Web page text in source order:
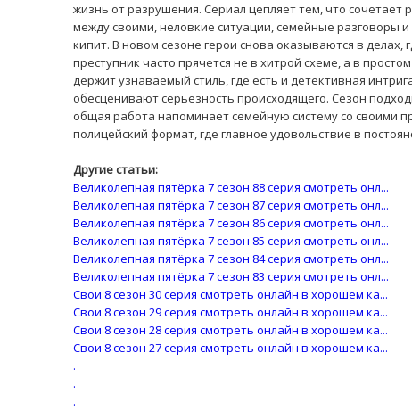
жизнь от разрушения. Сериал цепляет тем, что сочетает
между своими, неловкие ситуации, семейные разговоры
кипит. В новом сезоне герои снова оказываются в
преступник часто прячется не в хитрой схеме, а в
держит узнаваемый стиль, где есть и детективная
обесценивают серьезность происходящего. Сезон
общая работа напоминает семейную систему со своими
полицейский формат, где главное удовольствие в
Другие статьи:
Великолепная пятёрка 7 сезон 88 серия смотреть онл...
Великолепная пятёрка 7 сезон 87 серия смотреть онл...
Великолепная пятёрка 7 сезон 86 серия смотреть онл...
Великолепная пятёрка 7 сезон 85 серия смотреть онл...
Великолепная пятёрка 7 сезон 84 серия смотреть онл...
Великолепная пятёрка 7 сезон 83 серия смотреть онл...
Свои 8 сезон 30 серия смотреть онлайн в хорошем ка...
Свои 8 сезон 29 серия смотреть онлайн в хорошем ка...
Свои 8 сезон 28 серия смотреть онлайн в хорошем ка...
Свои 8 сезон 27 серия смотреть онлайн в хорошем ка...
.
.
.